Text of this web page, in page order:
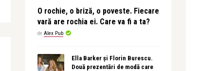
O rochie, o briză, o poveste. Fiecare
vară are rochia ei. Care va fi a ta?
de Alex Pub
Ella Barker și Florin Burescu.
Două prezentări de modă care